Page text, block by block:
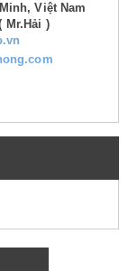
Việt Nam
Mr.Hải )